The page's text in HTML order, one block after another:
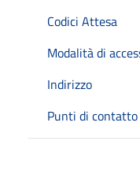
Codici Attesa
Modalità di
Indirizzo
Punti di contatto